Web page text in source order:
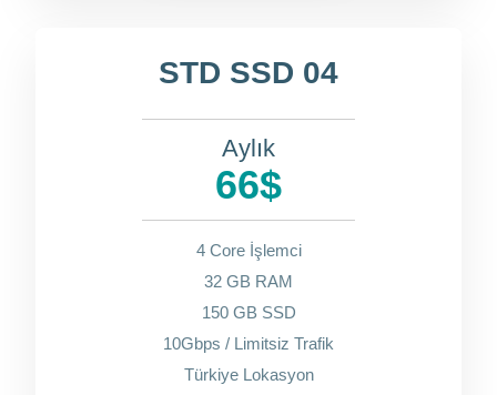
STD SSD 04
Aylık
66$
4 Core İşlemci
32 GB RAM
150 GB SSD
10Gbps / Limitsiz Trafik
Türkiye Lokasyon